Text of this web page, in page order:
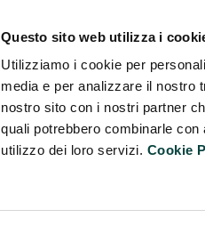
Questo sito web utilizza i
Utilizziamo i cookie per
media e per analizzare il nostro
nostro sito con i nostri partner
quali potrebbero combinarle
utilizzo dei loro servizi. Cookie